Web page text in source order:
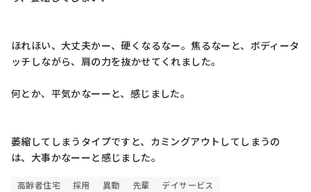
ほれほい、大丈夫かー、硬くなるなー。焦るなーと、ボディータ
ッチしながら、肩の力を抜かせてくれました。
何とか、平気かなーーと、感じました。
萎縮してしまうタイプですと、カミングアウトしてしまうの
は、大事かなーーと感じました。
高齢者住宅 採用 異動 先輩 デイサービス